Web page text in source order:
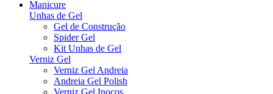
Manicure
Unhas de Gel
Gel de Construção
Spider Gel
Kit Unhas de Gel
Verniz Gel
Verniz Gel Andreia
Andreia Gel Polish
Verniz Gel Inocos